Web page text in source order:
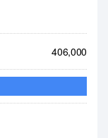
406,000